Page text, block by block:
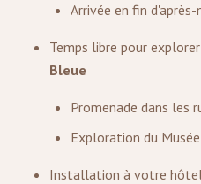
Arrivée en fin d'après-
Temps libre pour
Bleue
Promenade dans les
Exploration du
Installation à votre